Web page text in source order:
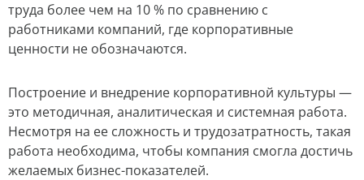
труда более чем на 10 % по сравнению с
работниками компаний, где корпоративные
ценности не обозначаются.
Построение и внедрение корпоративной культуры —
это методичная, аналитическая и системная работа.
Несмотря на ее сложность и трудозатратность, такая
работа необходима, чтобы компания смогла достичь
желаемых бизнес-показателей.